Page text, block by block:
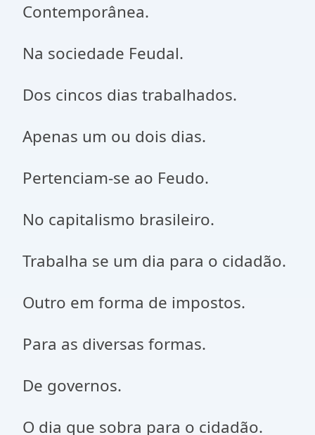
Contemporânea.
Na sociedade Feudal.
Dos cincos dias trabalhados.
Apenas um ou dois dias.
Pertenciam-se ao Feudo.
No capitalismo brasileiro.
Trabalha se um dia para o cidadão.
Outro em forma de impostos.
Para as diversas formas.
De governos.
O dia que sobra para o cidadão.